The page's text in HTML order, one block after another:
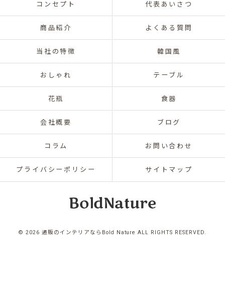
コンセプト 代表あいさつ
商品紹介 よくある質問
当社の特徴 韓国風
おしゃれ テーブル
花瓶 食器
会社概要 ブログ
コラム お問い合わせ
プライバシーポリシー サイトマップ
© 2026 通販のインテリアならBold Nature ALL RIGHTS RESERVED.